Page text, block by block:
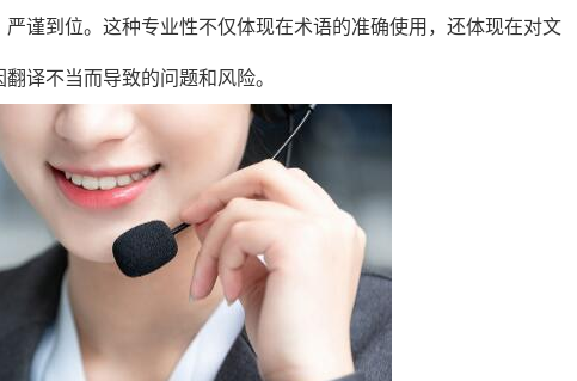
谨到位。这种专业性不仅体现在术语的准确使用，还体现在对文
译不当而导致的问题和风险。